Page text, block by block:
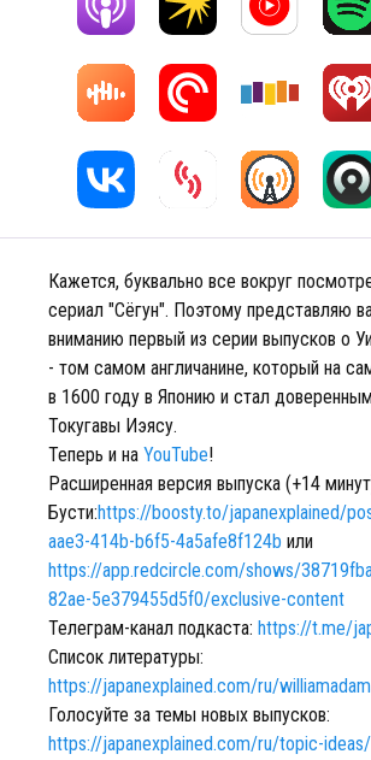
Кажется, буквально все вокруг
сериал "Сёгун". Поэтому представляю
вниманию первый из серии выпусков о
- том самом англичанине, который на
в 1600 году в Японию и стал
Токугавы Иэясу.
Теперь и на YouTube!
Расширенная версия выпуска (+14
Бусти:https://boosty.to/japanexplained/
aae3-414b-b6f5-4a5afe8f124b или
https://app.redcircle.com/shows/
82ae-5e379455d5f0/exclusive-content
Телеграм-канал подкаста: https://t.me/
Список литературы:
https://japanexplained.com/ru/
Голосуйте за темы новых выпусков:
https://japanexplained.com/ru/topic-ideas/